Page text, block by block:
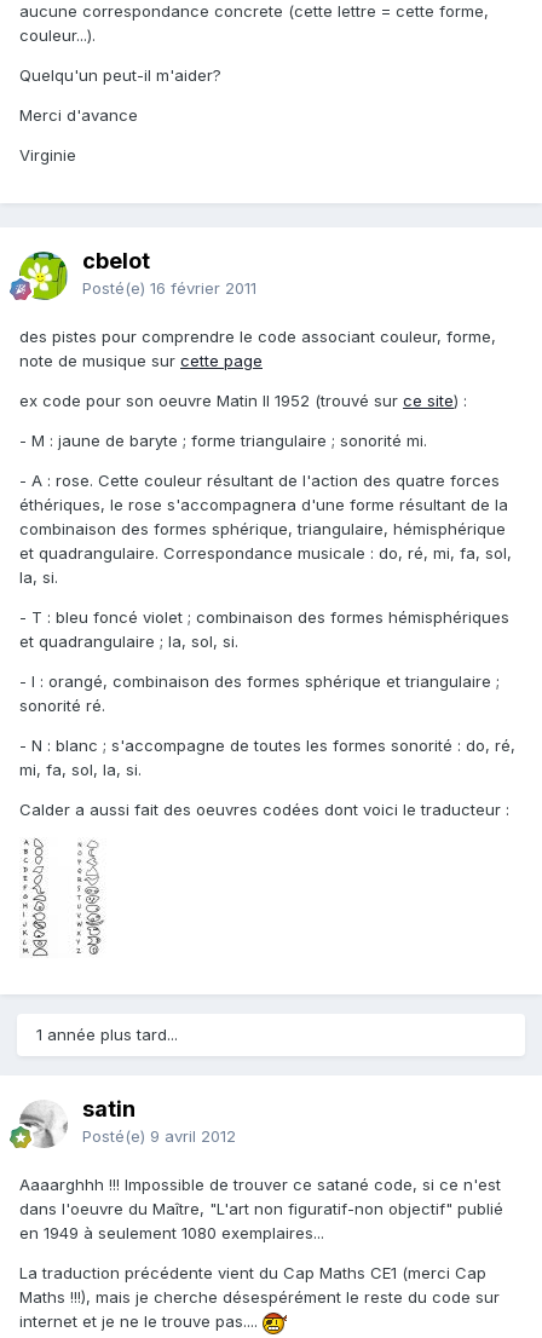
aucune correspondance concrete (cette lettre = cette forme,
couleur...).
Quelqu'un peut-il m'aider?
Merci d'avance
Virginie
cbelot
Posté(e) 16 février 2011
des pistes pour comprendre le code associant couleur, forme,
note de musique sur cette page
ex code pour son oeuvre Matin II 1952 (trouvé sur ce site) :
- M : jaune de baryte ; forme triangulaire ; sonorité mi.
- A : rose. Cette couleur résultant de l'action des quatre forces
éthériques, le rose s'accompagnera d'une forme résultant de la
combinaison des formes sphérique, triangulaire, hémisphérique
et quadrangulaire. Correspondance musicale : do, ré, mi, fa, sol,
la, si.
- T : bleu foncé violet ; combinaison des formes hémisphériques
et quadrangulaire ; la, sol, si.
- I : orangé, combinaison des formes sphérique et triangulaire ;
sonorité ré.
- N : blanc ; s'accompagne de toutes les formes sonorité : do, ré,
mi, fa, sol, la, si.
Calder a aussi fait des oeuvres codées dont voici le traducteur :
1 année plus tard...
satin
Posté(e) 9 avril 2012
Aaaarghhh !!! Impossible de trouver ce satané code, si ce n'est
dans l'oeuvre du Maître, "L'art non figuratif-non objectif" publié
en 1949 à seulement 1080 exemplaires...
La traduction précédente vient du Cap Maths CE1 (merci Cap
Maths !!!), mais je cherche désespérément le reste du code sur
internet et je ne le trouve pas....